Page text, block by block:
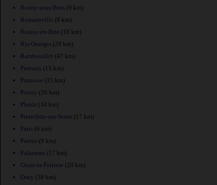
Rosny-sous-Bois (9 km)
Romainville (8 km)
Roissy-en-Brie (18 km)
Ris-Orangis (20 km)
Rambouillet (47 km)
Puteaux (15 km)
Pontoise (35 km)
Poissy (30 km)
Plaisir (34 km)
Pierrefitte-sur-Seine (17 km)
Paris (6 km)
Pantin (9 km)
Palaiseau (17 km)
Ozoir-la-Ferriere (20 km)
Osny (38 km)